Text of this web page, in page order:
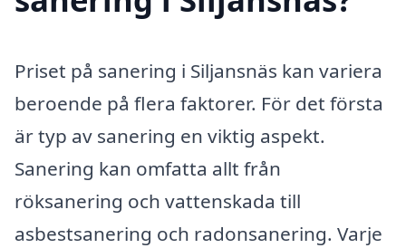
Priset på sanering i Siljansnäs kan variera
beroende på flera faktorer. För det första
är typ av sanering en viktig aspekt.
Sanering kan omfatta allt från
röksanering och vattenskada till
asbestsanering och radonsanering. Varje